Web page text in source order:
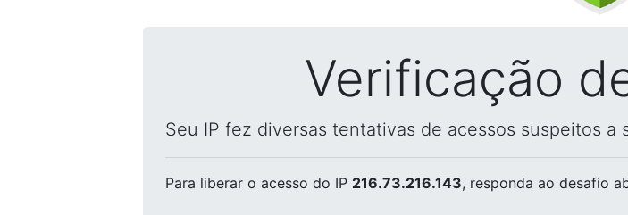
Verificação
Seu IP fez diversas tentativas de acessos suspeitos a
Para liberar o acesso do IP 216.73.216.143, responda ao desafio